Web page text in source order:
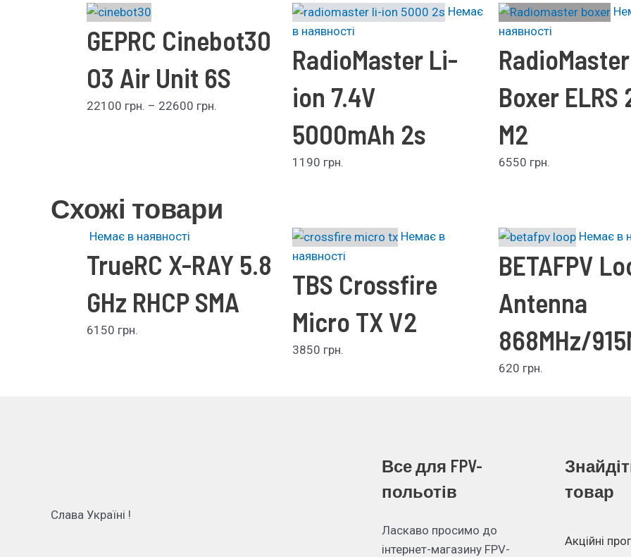
GEPRC Cinebot30
O3 Air Unit 6S
22100 грн. – 22600 грн.
Немає
в наявності
RadioMaster Li-
ion 7.4V
5000mAh 2s
1190 грн.
наявності
RadioMaster
Boxer ELRS
M2
6550 грн.
Схожі товари
Немає в наявності
TrueRC X-RAY 5.8
GHz RHCP SMA
6150 грн.
Немає в
наявності
TBS Crossfire
Micro TX V2
3850 грн.
Немає в
BETAFPV
Antenna
868MHz/
620 грн.
Слава Україні !
Все для FPV-
польотів
Ласкаво просимо до
інтернет-магазину FPV-
товар
Акційні